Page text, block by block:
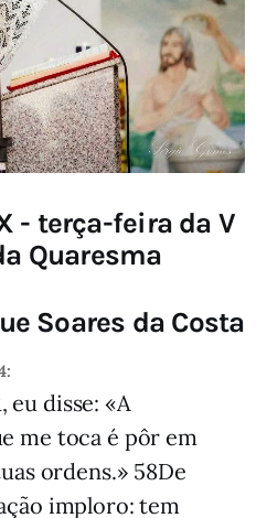
- terça-feira da V
Quaresma
Soares da Costa
eu disse: «A
me toca é pôr em
ordens.» 58De
imploro: tem